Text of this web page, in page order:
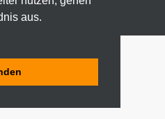
aus.VORBEHALTEN